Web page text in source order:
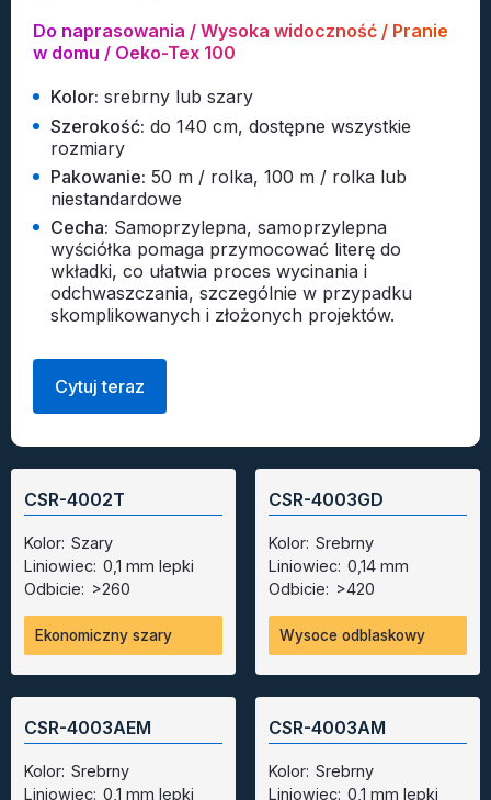
Do naprasowania / Wysoka widoczność / Pranie
w domu / Oeko-Tex 100
Kolor: srebrny lub szary
Szerokość: do 140 cm, dostępne wszystkie
rozmiary
Pakowanie: 50 m / rolka, 100 m / rolka lub
niestandardowe
Cecha: Samoprzylepna, samoprzylepna
wyściółka pomaga przymocować literę do
wkładki, co ułatwia proces wycinania i
odchwaszczania, szczególnie w przypadku
skomplikowanych i złożonych projektów.
Cytuj teraz
CSR-4002T
Kolor: Szary
Liniowiec: 0,1 mm lepki
Odbicie: >260
Ekonomiczny szary
CSR-4003GD
Kolor: Srebrny
Liniowiec: 0,14 mm
Odbicie: >420
Wysoce odblaskowy
CSR-4003AEM
Kolor: Srebrny
Liniowiec: 0,1 mm lepki
CSR-4003AM
Kolor: Srebrny
Liniowiec: 0,1 mm lepki